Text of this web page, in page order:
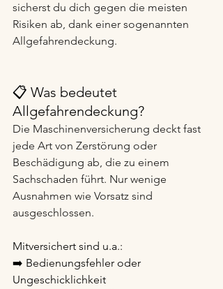
sicherst du dich gegen die meisten
Risiken ab, dank einer sogenannten
Allgefahrendeckung.
📋 Was bedeutet
Allgefahrendeckung?
Die Maschinenversicherung deckt fast
jede Art von Zerstörung oder
Beschädigung ab, die zu einem
Sachschaden führt. Nur wenige
Ausnahmen wie Vorsatz sind
ausgeschlossen.
Mitversichert sind u.a.:
➡️ Bedienungsfehler oder
Ungeschicklichkeit